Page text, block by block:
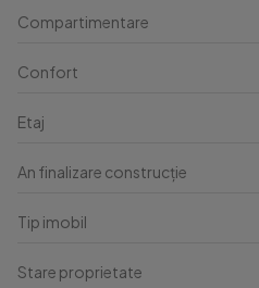
Compartimentare
Confort
Etaj
An finalizare construcție
Tip imobil
Stare proprietate